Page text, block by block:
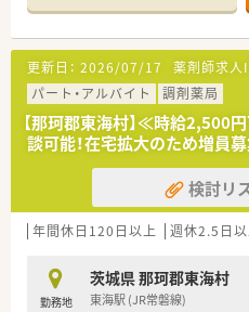
更新日： 2026/07/17 薬剤師求人
パート・アルバイト
調剤薬局
【那珂郡東海村】≪時給2,500
談可能！在宅拡大のため増員募
検討リ
年間休日120日以上 週休2.5日
勤務地
茨城県 那珂郡東海村
東海駅 (JR常磐線)